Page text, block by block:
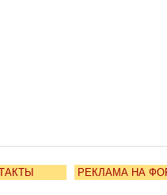
РЕКЛАМА НА